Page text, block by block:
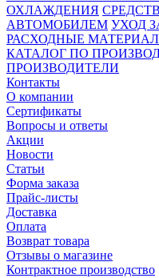
ОХЛАЖДЕНИЯ
АВТОМОБИЛЕМ УХОД
РАСХОДНЫЕ
КАТАЛОГ ПО
ПРОИЗВОДИТЕЛИ
Контакты
О компании
Сертификаты
Вопросы и ответы
Акции
Новости
Статьи
Форма заказа
Прайс-листы
Доставка
Оплата
Возврат товара
Отзывы о магазине
Контрактное производство